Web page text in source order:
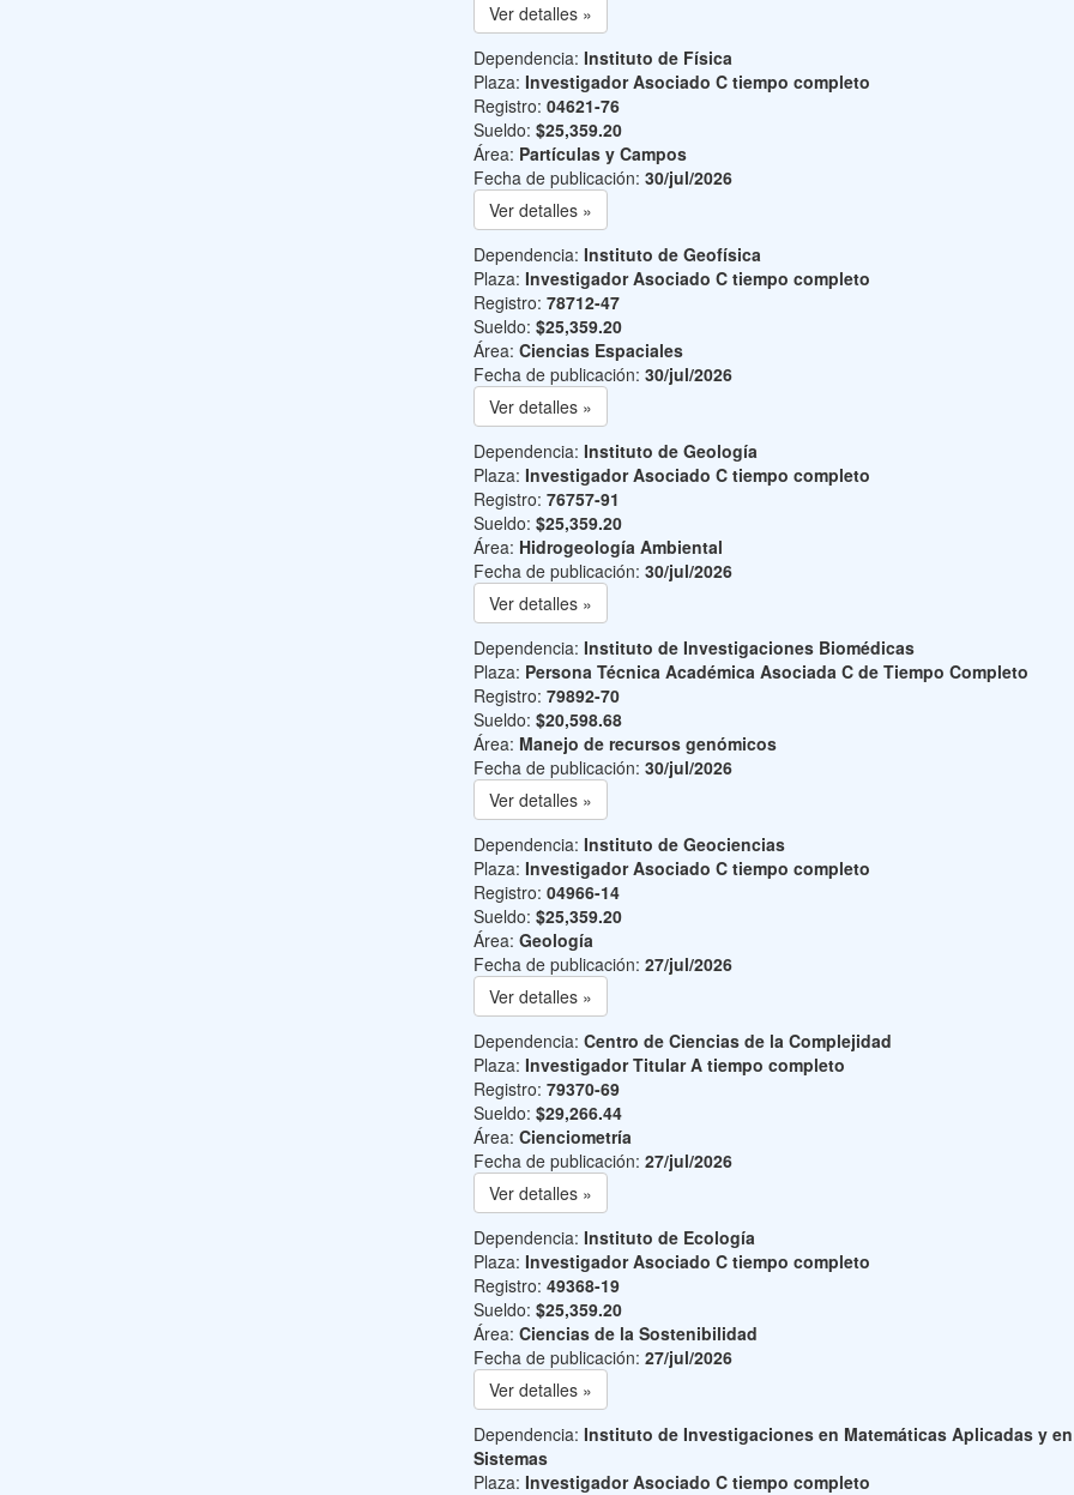
Ver detalles »
Dependencia: Instituto de Física
Plaza: Investigador Asociado C tiempo completo
Registro: 04621-76
Sueldo: $25,359.20
Área: Partículas y Campos
Fecha de publicación: 30/jul/2026
Ver detalles »
Dependencia: Instituto de Geofísica
Plaza: Investigador Asociado C tiempo completo
Registro: 78712-47
Sueldo: $25,359.20
Área: Ciencias Espaciales
Fecha de publicación: 30/jul/2026
Ver detalles »
Dependencia: Instituto de Geología
Plaza: Investigador Asociado C tiempo completo
Registro: 76757-91
Sueldo: $25,359.20
Área: Hidrogeología Ambiental
Fecha de publicación: 30/jul/2026
Ver detalles »
Dependencia: Instituto de Investigaciones Biomédicas
Plaza: Persona Técnica Académica Asociada C de Tiempo Completo
Registro: 79892-70
Sueldo: $20,598.68
Área: Manejo de recursos genómicos
Fecha de publicación: 30/jul/2026
Ver detalles »
Dependencia: Instituto de Geociencias
Plaza: Investigador Asociado C tiempo completo
Registro: 04966-14
Sueldo: $25,359.20
Área: Geología
Fecha de publicación: 27/jul/2026
Ver detalles »
Dependencia: Centro de Ciencias de la Complejidad
Plaza: Investigador Titular A tiempo completo
Registro: 79370-69
Sueldo: $29,266.44
Área: Cienciometría
Fecha de publicación: 27/jul/2026
Ver detalles »
Dependencia: Instituto de Ecología
Plaza: Investigador Asociado C tiempo completo
Registro: 49368-19
Sueldo: $25,359.20
Área: Ciencias de la Sostenibilidad
Fecha de publicación: 27/jul/2026
Ver detalles »
Dependencia: Instituto de Investigaciones en Matemáticas Aplicadas y en
Sistemas
Plaza: Investigador Asociado C tiempo completo